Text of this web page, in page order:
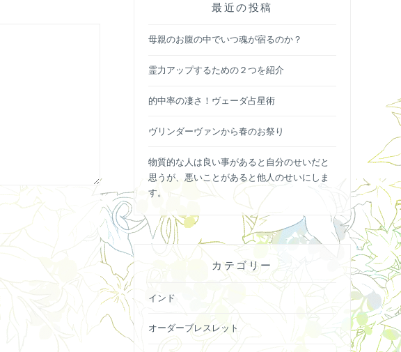
最近の投稿
母親のお腹の中でいつ魂が宿るのか？
霊力アップするための２つを紹介
的中率の凄さ！ヴェーダ占星術
ヴリンダーヴァンから春のお祭り
物質的な人は良い事があると自分のせいだと
思うが、悪いことがあると他人のせいにしま
す。
カテゴリー
インド
オーダーブレスレット